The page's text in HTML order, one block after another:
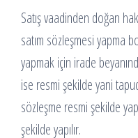
Satış vaadinden doğan
satım sözleşmesi yapma
yapmak için irade
ise resmi şekilde yani
sözleşme resmi şekilde
şekilde yapılır.